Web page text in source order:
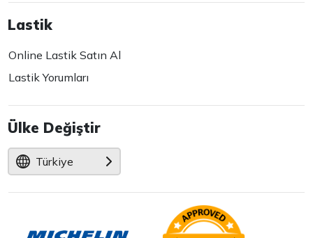
Lastik
Online Lastik Satın Al
Lastik Yorumları
Ülke Değiştir
Türkiye